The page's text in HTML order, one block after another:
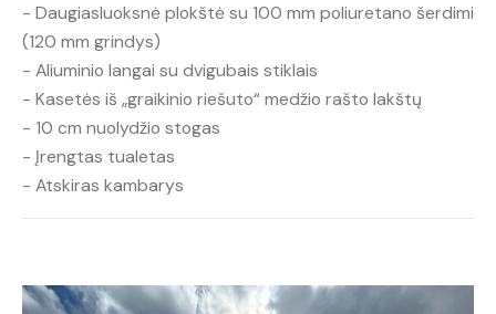
- Daugiasluoksnė plokštė su 100 mm poliuretano šerdimi
(120 mm grindys)
- Aliuminio langai su dvigubais stiklais
- Kasetės iš „graikinio riešuto“ medžio rašto lakštų
- 10 cm nuolydžio stogas
- Įrengtas tualetas
- Atskiras kambarys